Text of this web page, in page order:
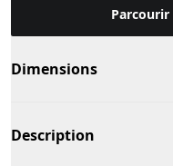
Parcourir
Dimensions
Description